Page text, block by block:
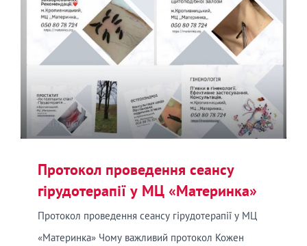
Протокол проведення сеансу
гірудотерапії у МЦ «Материнка»
Протокол проведення сеансу гірудотерапії у МЦ
«Материнка» Чому важливий протокол Кожен